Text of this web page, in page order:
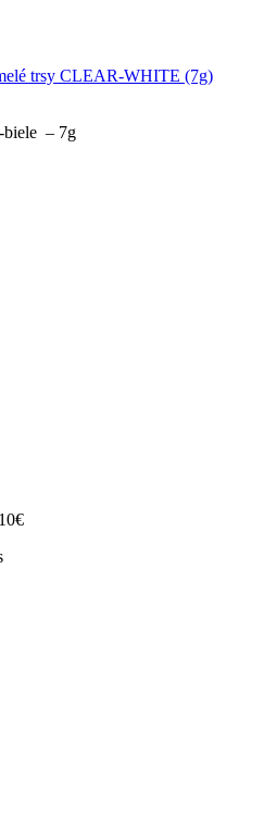
trsy CLEAR-WHITE (7g)
biele – 7g
€